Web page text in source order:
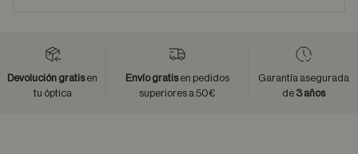
Devolución gratisen
tu óptica
Envío gratisen pedidos
superiores a 50€
Garantía asegurada
de 3 años